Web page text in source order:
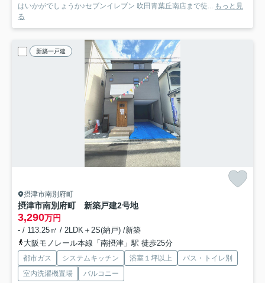
はいかがでしょうか♪セブンイレブン 吹田青葉丘南店まで徒...
もっと見
る
新築一戸建
摂津市南別府町
摂津市南別府町 新築戸建2号地
3,290万円
- / 113.25㎡ / 2LDK＋2S(納戸) /新築
大阪モノレール本線「南摂津」駅 徒歩25分
都市ガス システムキッチン 浴室１坪以上
バス・トイレ別
室内洗濯機置場
バルコニー